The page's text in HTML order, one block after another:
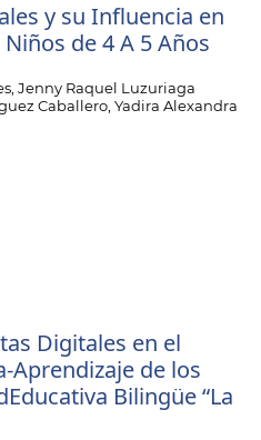
y su Influencia en
de 4 A 5 Años
Jenny Raquel Luzuriaga
Caballero, Yadira Alexandra
Digitales en el
Aprendizaje de los
Bilingüe “La